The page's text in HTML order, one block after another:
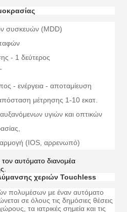
συσκευών (MDD)
- 1 δεύτερος
- ενέργεια - αποταμίευση
μέτρησης 1-10 εκατ.
υγιών και οπτικών
(IOS, αρρενωπό)
τον αυτόματο διανομέα
χεριών Touchless
πολυμέσων με έναν αυτόματο
σε όλους τις δημόσιες θέσεις
τα ιατρικές σημεία και τις